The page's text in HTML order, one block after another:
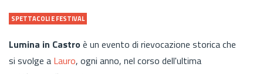
SPETTACOLI E FESTIVAL
Lumina in Castroè un evento di rievocazione storica che
si svolge a Lauro, ogni anno, nel corso dell'ultima